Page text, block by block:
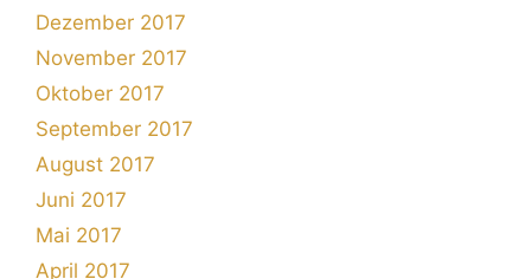
Dezember 2017
November 2017
Oktober 2017
September 2017
August 2017
Juni 2017
Mai 2017
April 2017